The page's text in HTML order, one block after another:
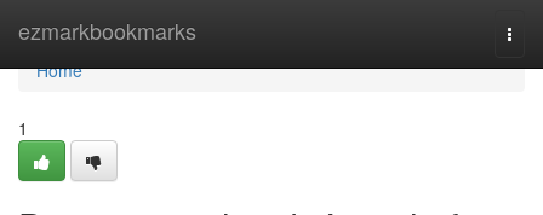
ezmarkbookmarks
Home
Home
1